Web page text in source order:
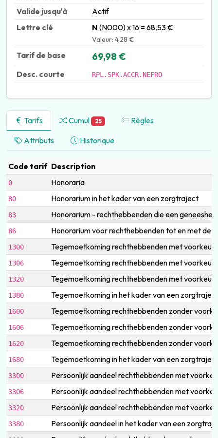
Valide jusqu'à
Actif
Lettre clé
N (N000) x 16 = 68,53 €
Valeur: 4,28 €
Tarif de base 69,98 €
Desc. courte RPL.SPK.ACCR.NEFRO
Tarifs Cumul 25 Règles
Attributs Historique
Code tarif Description
0 Honoraria
80 Honorarium in het kader van een zorgtraject
83 Honorarium - rechthebbenden die een
86 Honorarium voor rechthebbenden tot en met de
1300 Tegemoetkoming rechthebbenden met
1306 Tegemoetkoming rechthebbenden met
1320 Tegemoetkoming rechthebbenden met
1380 Tegemoetkoming in het kader van een
1600 Tegemoetkoming rechthebbenden zonder
1606 Tegemoetkoming rechthebbenden zonder
1620 Tegemoetkoming rechthebbenden zonder
1680 Tegemoetkoming in het kader van een
3300 Persoonlijk aandeel rechthebbenden met
3306 Persoonlijk aandeel rechthebbenden met
3320 Persoonlijk aandeel rechthebbenden met
3380 Persoonlijk aandeel in het kader van een